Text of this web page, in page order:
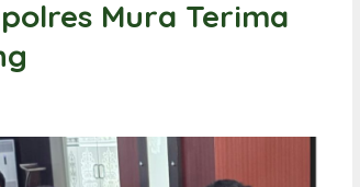
Mura Terima